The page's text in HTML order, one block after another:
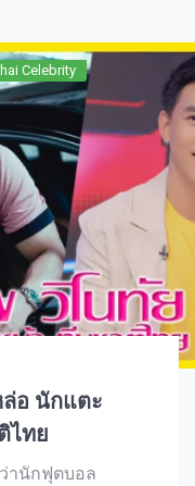
Celebrity
อ นักแตะ
ไทย
านักฟุตบอล